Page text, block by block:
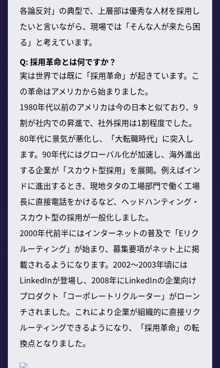
各論反対」の典型で、上層部は優秀な人材を採用し
たいと言いながら、現場では「そんな人が来たら困
る」と考えています。
Q: 採用革命とは何ですか？
実は世界では既に「採用革命」が起きています。こ
の革命はアメリカから始まりました。
1980年代以前のアメリカは今の日本と似ており、9
割が社内での昇進で、社外採用は1割程度でした。
80年代に景気が悪化し、「大転職時代」に突入し
ます。90年代にはグローバル化が加速し、海外進出
する企業が「スカウト型採用」を展開。例えばイン
ドに進出するとき、現地タタの工場部門で働く工場
長に直接電話をかけるなど、ヘッドハンティング・
スカウト型の採用が一般化しました。
2000年代前半にはインターネットの普及で「Eリク
ルーティング」が始まり、募集要項がネット上に掲
載されるようになります。2002～2003年頃には
LinkedInが登場し、2008年にLinkedInの企業向け
プロダクト「コーポレートリクルーター」がローン
チされました。これにより企業が組織的に直接リク
ルーティングできるようになり、「採用革命」の転
換点となりました。